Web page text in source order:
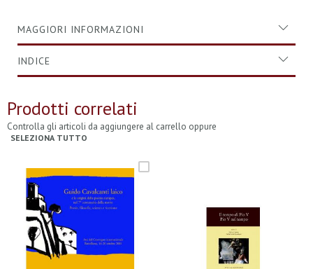
MAGGIORI INFORMAZIONI
INDICE
Prodotti correlati
Controlla gli articoli da aggiungere al carrello oppure
SELEZIONA TUTTO